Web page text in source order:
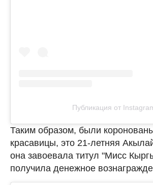
Публикация от
Таким образом, были
красавицы, это 21-летняя
она завоевала титул "Мисс
получила денежное